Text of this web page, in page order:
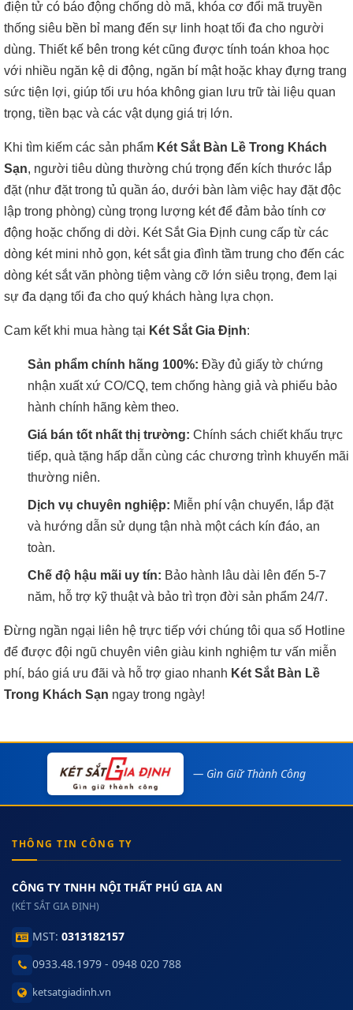
điện tử có báo động chống dò mã, khóa cơ đổi mã truyền
thống siêu bền bỉ mang đến sự linh hoạt tối đa cho người
dùng. Thiết kế bên trong két cũng được tính toán khoa học
với nhiều ngăn kệ di động, ngăn bí mật hoặc khay đựng trang
sức tiện lợi, giúp tối ưu hóa không gian lưu trữ tài liệu quan
trọng, tiền bạc và các vật dụng giá trị lớn.
Khi tìm kiếm các sản phẩm Két Sắt Bàn Lề Trong Khách
Sạn, người tiêu dùng thường chú trọng đến kích thước lắp
đặt (như đặt trong tủ quần áo, dưới bàn làm việc hay đặt độc
lập trong phòng) cùng trọng lượng két để đảm bảo tính cơ
động hoặc chống di dời. Két Sắt Gia Định cung cấp từ các
dòng két mini nhỏ gọn, két sắt gia đình tầm trung cho đến các
dòng két sắt văn phòng tiệm vàng cỡ lớn siêu trọng, đem lại
sự đa dạng tối đa cho quý khách hàng lựa chọn.
Cam kết khi mua hàng tại Két Sắt Gia Định:
Sản phẩm chính hãng 100%: Đầy đủ giấy tờ chứng
nhận xuất xứ CO/CQ, tem chống hàng giả và phiếu bảo
hành chính hãng kèm theo.
Giá bán tốt nhất thị trường: Chính sách chiết khấu trực
tiếp, quà tặng hấp dẫn cùng các chương trình khuyến mãi
thường niên.
Dịch vụ chuyên nghiệp: Miễn phí vận chuyển, lắp đặt
và hướng dẫn sử dụng tận nhà một cách kín đáo, an
toàn.
Chế độ hậu mãi uy tín: Bảo hành lâu dài lên đến 5-7
năm, hỗ trợ kỹ thuật và bảo trì trọn đời sản phẩm 24/7.
Đừng ngần ngại liên hệ trực tiếp với chúng tôi qua số Hotline
để được đội ngũ chuyên viên giàu kinh nghiệm tư vấn miễn
phí, báo giá ưu đãi và hỗ trợ giao nhanh Két Sắt Bàn Lề
Trong Khách Sạn ngay trong ngày!
— Gìn Giữ Thành Công
THÔNG TIN CÔNG TY
CÔNG TY TNHH NỘI THẤT PHÚ GIA AN
(KÉT SẮT GIA ĐỊNH)
MST: 0313182157
0933.48.1979 - 0948 020 788
ketsatgiadinh.vn